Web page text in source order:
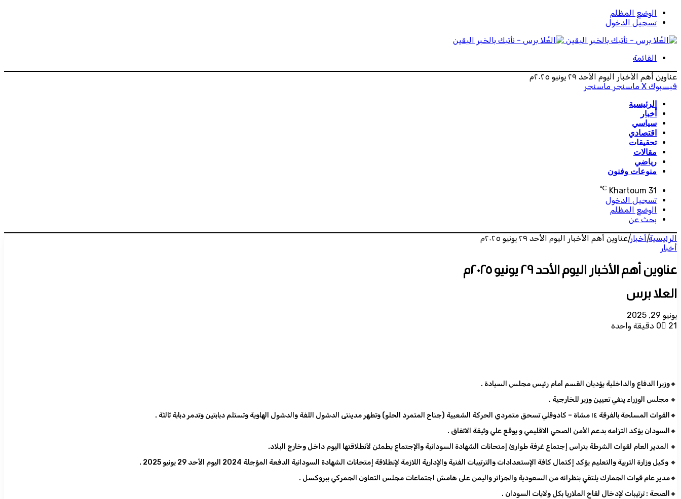
الوضع المظلم
تسجيل الدخول
القائمة
عناوين أهم الأخبار اليوم الأحد ٢٩ يونيو ٢٠٢٥م
فيسبوك ‫X ماسنجر ماسنجر
الرئيسية
أخبار
سياسي
اقتصادي
تحقيقات
مقالات
رياضي
منوعات وفنون
Khartoum 31
℃
تسجيل الدخول
الوضع المظلم
بحث عن
الرئيسية|أخبار|عناوين أهم الأخبار اليوم الأحد ٢٩ يونيو ٢٠٢٥م
أخبار
عناوين أهم الأخبار اليوم الأحد ٢٩ يونيو ٢٠٢٥م
العلا برس
يونيو 29, 2025
0
21 دقيقة واحدة
🔸وزيرا الدفاع والداخلية يؤديان القسم أمام رئيس مجلس السيادة .
🔸 مجلس الوزراء ينفي تعيين وزير للخارجية .
🔸القوات المسلحة بالفرقة ١٤ مشاة – كادوقلي تسحق متمردي الحركة الشعبية (جناح المتمرد الحلو) وتطهر مدينتى الدشول اللفة والدشول الهاوية وتستلم دبابتين وتدمر دبابة ثالثة .
🔸السودان يؤكد التزامه بدعم الأمن الصحي الاقليمي و يوقع علي وثيقة الاتفاق .
🔸 المدير العام لقوات الشرطة يترأس إجتماع غرفة طوارئ إمتحانات الشهادة السودانية والإجتماع يطمئن لأنطلاقتها اليوم داخل وخارج البلاد.
🔸 وكيل وزارة التربية والتعليم يؤكد إكتمال كافة الإستعدادات والترتيبات الفنية والإدارية اللازمة لإنطلاقة إمتحانات الشهادة السودانية الدفعة المؤجلة 2024 اليوم الأحد 29 يونيو 2025 .
🔸مدير عام قوات الجمارك يلتقي بنظرائه من السعودية والجزائر واليمن على هامش اجتماعات مجلس التعاون الجمركي ببروكسل .
🔸الصحة : ترتيبات لإدخال لقاح الملاريا بكل ولايات السودان .